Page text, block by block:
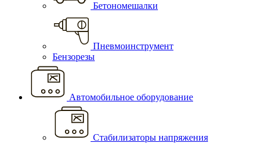
Бетономешалки
Пневмоинструмент
Бензорезы
Автомобильное оборудование
Стабилизаторы напряжения